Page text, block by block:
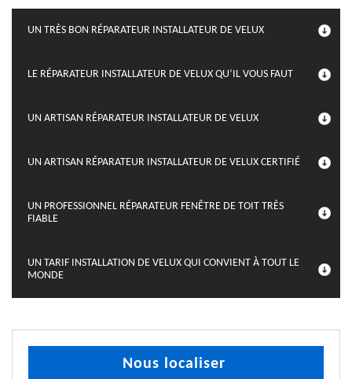
UN TRÈS BON RÉPARATEUR INSTALLATEUR DE VELUX
LE RÉPARATEUR INSTALLATEUR DE VELUX QU’IL VOUS FAUT
UN ARTISAN RÉPARATEUR INSTALLATEUR DE VELUX
UN ARTISAN RÉPARATEUR INSTALLATEUR DE VELUX CERTIFIÉ
UN PROFESSIONNEL RÉPARATEUR FENÊTRE DE TOIT TRÈS
FIABLE
UN TARIF INSTALLATION DE VELUX QUI CONVIENT À TOUT LE
MONDE
Nous localiser